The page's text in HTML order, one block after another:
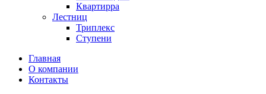
Квартирра
Лестниц
Триплекс
Ступени
Главная
О компании
Контакты